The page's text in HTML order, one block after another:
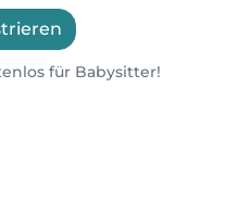
für Babysitter!